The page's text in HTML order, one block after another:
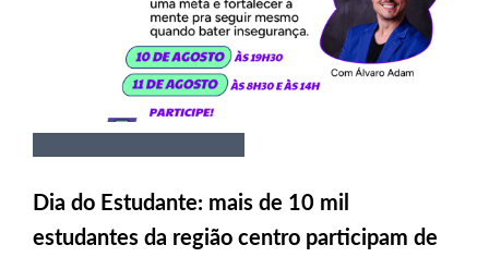
Dia do Estudante: mais de 10 mil
estudantes da região centro participam de